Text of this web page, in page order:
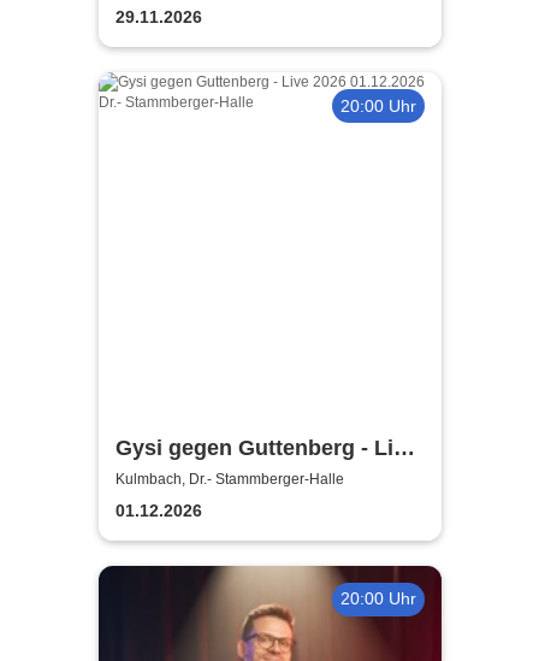
zu Guttenberg
29.11.2026
20:00 Uhr
Gysi gegen Guttenberg - Live
2026
Kulmbach, Dr.- Stammberger-Halle
01.12.2026
20:00 Uhr